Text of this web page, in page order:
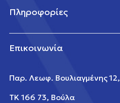
Πληροφορίες
Επικοινωνία
Παρ. Λεωφ. Βουλιαγμένης 12,
ΤΚ 166 73, Βούλα